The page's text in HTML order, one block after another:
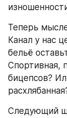
Теперь
Канал у нас
бельё
Спортивная,
бицепсов?
Следующий